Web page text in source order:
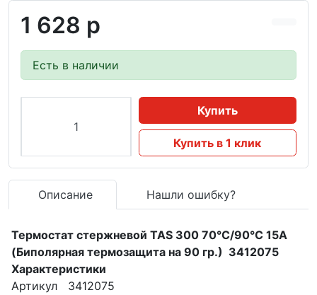
1 628 р
Есть в наличии
Купить
Купить в 1 клик
Описание Нашли ошибку?
Термостат стержневой TAS 300 70°С/90°С 15A
(Биполярная термозащита на 90 гр.) 3412075
Характеристики
Артикул
3412075